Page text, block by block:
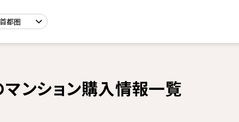
ンション購入情報一覧